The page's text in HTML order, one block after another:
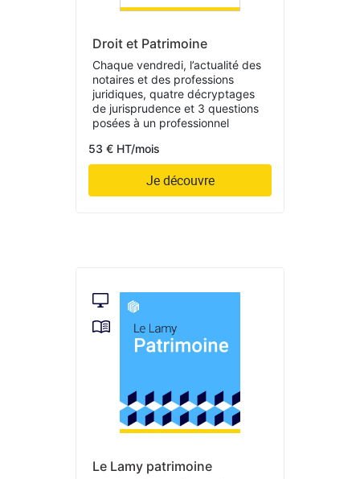
Droit et Patrimoine
Chaque vendredi, l’actualité des
notaires et des professions
juridiques, quatre décryptages
de jurisprudence et 3 questions
posées à un professionnel
53 € HT/mois
Je découvre
Le Lamy patrimoine